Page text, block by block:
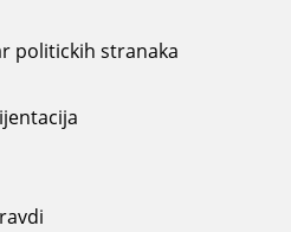
politickih stranaka